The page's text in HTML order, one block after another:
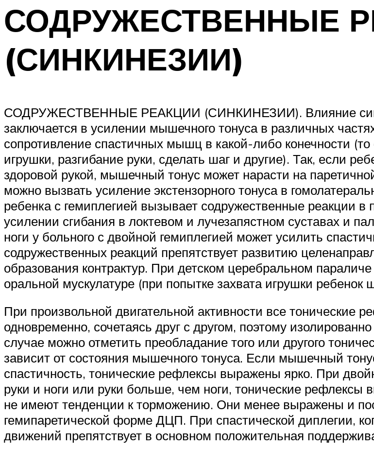
СОДРУЖЕСТВЕННЫЕ
(СИНКИНЕЗИИ)
СОДРУЖЕСТВЕННЫЕ РЕАКЦИИ (СИНКИНЕЗИИ). Влияние
заключается в усилении мышечного тонуса в различных
сопротивление спастичных мышц в какой-либо конечности
игрушки, разгибание руки, сделать шаг и другие). Так, если
здоровой рукой, мышечный тонус может нарасти на
можно вызвать усиление экстензорного тонуса в
ребенка с гемиплегией вызывает содружественные реакции
усилении сгибания в локтевом и лучезапястном суставах и
ноги у больного с двойной гемиплегией может усилить
содружественных реакций препятствует развитию
образования контрактур. При детском церебральном
оральной мускулатуре (при попытке захвата игрушки ребенок
При произвольной двигательной активности все тонические
одновременно, сочетаясь друг с другом, поэтому
случае можно отметить преобладание того или другого
зависит от состояния мышечного тонуса. Если мышечный
спастичность, тонические рефлексы выражены ярко. При
руки и ноги или руки больше, чем ноги, тонические
не имеют тенденции к торможению. Они менее выражены и
гемипаретической форме ДЦП. При спастической диплегии,
движений препятствует в основном положительная